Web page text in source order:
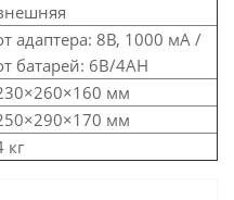
адаптера: 8В, 1000 мА /
батарей: 6В/4AH
мм
мм
кг